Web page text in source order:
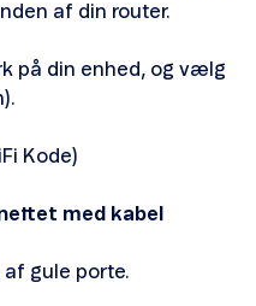
af din router.
på din enhed, og vælg
Kode)
med kabel
gule porte.